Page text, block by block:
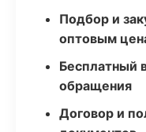
Подбор и
оптовым
Бесплатный
обращения
Договор и